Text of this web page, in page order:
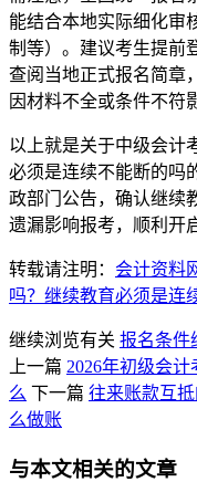
能结合本地实际细化审
制等）。建议考生提前
查阅当地正式报名简章
因材料不全或条件不符
以上就是关于中级会计
必须是连续不能断的吗
政部门公告，确认继续
遗漏影响报考，顺利开
转载请注明： 会计资料
吗？继续教育必须是连
继续浏览有关 报名条件
上一篇 2026年初级会
么 下一篇 往来账款互
么做账
与本文相关的文章